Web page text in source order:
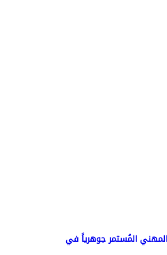
المهني المُستمر جوهرياً في